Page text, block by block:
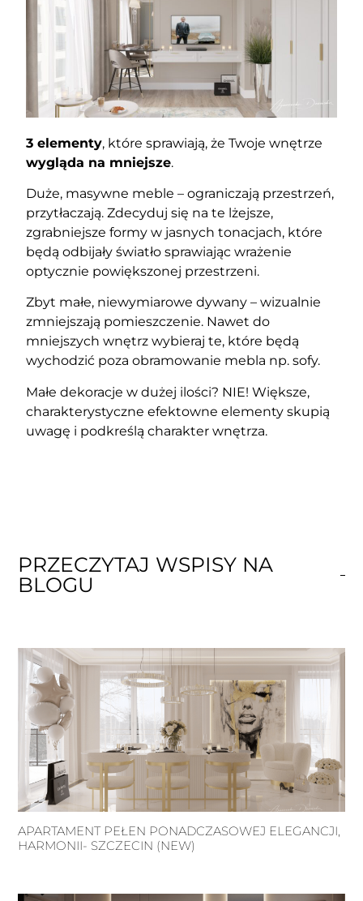
3 elementy, które sprawiają, że Twoje wnętrze
wygląda na mniejsze.
Duże, masywne meble – ograniczają przestrzeń,
przytłaczają. Zdecyduj się na te lżejsze,
zgrabniejsze formy w jasnych tonacjach, które
będą odbijały światło sprawiając wrażenie
optycznie powiększonej przestrzeni.
Zbyt małe, niewymiarowe dywany – wizualnie
zmniejszają pomieszczenie. Nawet do
mniejszych wnętrz wybieraj te, które będą
wychodzić poza obramowanie mebla np. sofy.
Małe dekoracje w dużej ilości? NIE! Większe,
charakterystyczne efektowne elementy skupią
uwagę i podkreślą charakter wnętrza.
PRZECZYTAJ WSPISY NA
BLOGU
APARTAMENT PEŁEN PONADCZASOWEJ ELEGANCJI,
HARMONII- SZCZECIN (NEW)